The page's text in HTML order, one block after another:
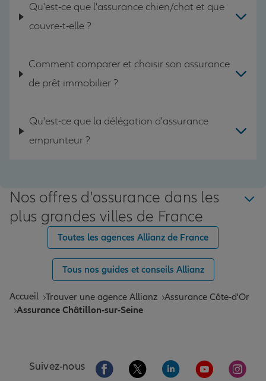
Qu'est-ce que l'assurance chien/chat et que
couvre-t-elle ?
Comment comparer et choisir son assurance
de prêt immobilier ?
Qu'est-ce que la délégation d'assurance
emprunteur ?
Nos offres d'assurance dans les
plus grandes villes de France
Toutes les agences Allianz de France
Tous nos guides et conseils Allianz
Accueil Trouver une agence Allianz Assurance Côte-d'Or
Assurance Châtillon-sur-Seine
Suivez-nous Aller sur la page Facebook de Allianz
Aller sur la page Twitter de
Aller sur la page
Aller sur la
Aller